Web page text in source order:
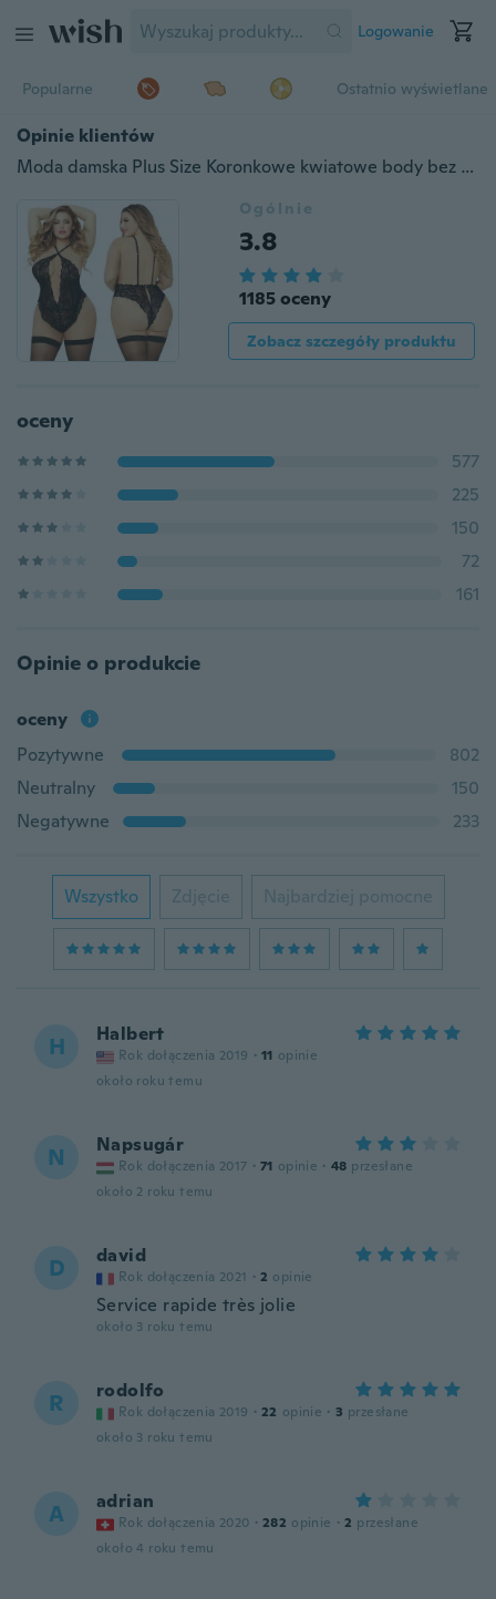
Logowanie
Popularne Ostatnio wyświetlane
Opinie klientów
Moda damska Plus Size Koronkowe kwiatowe body bez rękawów Bielizna nocna Bielizna Lingeries (3XL, 4XL, 5XL)
Ogólnie
3.8
1185 oceny
Zobacz szczegóły produktu
oceny
577
225
150
72
161
Opinie o produkcie
oceny
Pozytywne
802
Neutralny
150
Negatywne
233
Wszystko Zdjęcie Najbardziej pomocne
H Halbert
Rok dołączenia 2019 · 11 opinie
około roku temu
N Napsugár
Rok dołączenia 2017 · 71 opinie · 48 przesłane
około 2 roku temu
D david
Rok dołączenia 2021 · 2 opinie
Service rapide très jolie
około 3 roku temu
R rodolfo
Rok dołączenia 2019 · 22 opinie · 3 przesłane
około 3 roku temu
A adrian
Rok dołączenia 2020 · 282 opinie · 2 przesłane
około 4 roku temu